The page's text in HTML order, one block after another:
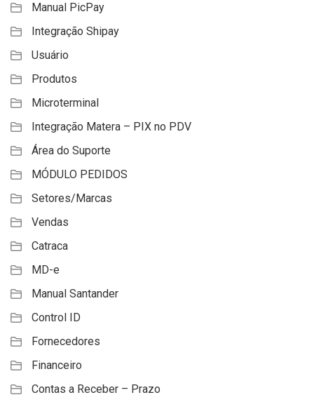
Manual PicPay
Integração Shipay
Usuário
Produtos
Microterminal
Integração Matera – PIX no PDV
Área do Suporte
MÓDULO PEDIDOS
Setores/Marcas
Vendas
Catraca
MD-e
Manual Santander
Control ID
Fornecedores
Financeiro
Contas a Receber – Prazo